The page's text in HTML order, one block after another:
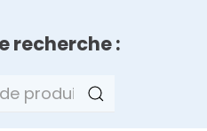
recherche :